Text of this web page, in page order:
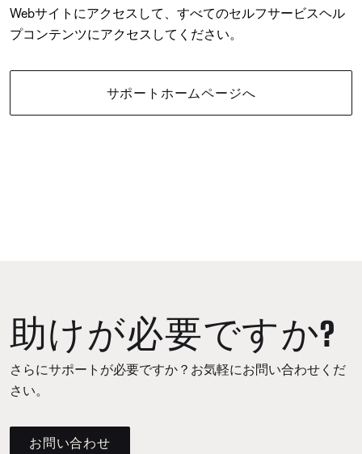
Webサイトにアクセスして、すべてのセルフサービスヘル
プコンテンツにアクセスしてください。
サポートホームページへ
助けが必要ですか?
さらにサポートが必要ですか？お気軽にお問い合わせくだ
さい。
お問い合わせ